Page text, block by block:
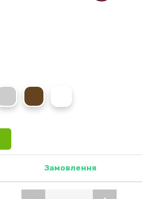
Powder GreyDark Chocolate
Замовлення